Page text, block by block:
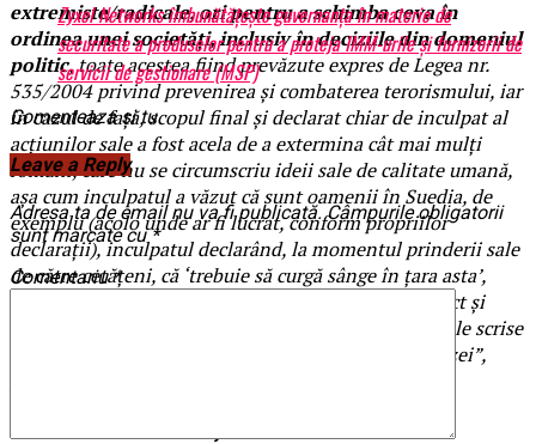
extremiste/radicale, ori pentru a schimba ceva în
ordinea unei societăţi, inclusiv în deciziile din domeniul
politic, toate acestea fiind prevăzute expres de Legea nr.
535/2004 privind prevenirea şi combaterea terorismului, iar
în cazul de faţă, scopul final şi declarat chiar de inculpat al
acţiunilor sale a fost acela de a extermina cât mai mulţi
români, care nu se circumscriu ideii sale de calitate umană,
aşa cum inculpatul a văzut că sunt oamenii în Suedia, de
exemplu (acolo unde ar fi lucrat, conform propriilor
declaraţii), inculpatul declarând, la momentul prinderii sale
de către cetăţeni, că ‘trebuie să curgă sânge în ţara asta’,
‘sunt un terorist’ etc., relevante fiind sub acest aspect şi
ideile radicale pe care inculpatul le-a expus în biletele scrise
olograf chiar de către el şi care se află la dosarul cauzei”,
Zyxel Networks îmbunătățește guvernanța în materie de
securitate a produselor pentru a proteja IMM-urile și furnizorii de
servicii de gestionare (MSP)
Comenteaza si tu
Leave a Reply
Adresa ta de email nu va fi publicată. Câmpurile obligatorii
sunt marcate cu*
Comentariu*